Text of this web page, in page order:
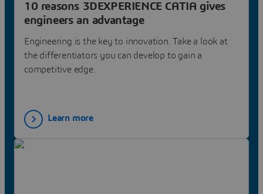
10 reasons 3DEXPERIENCE CATIA gives
engineers an advantage
Engineering is the key to innovation. Take a look at
the differentiators you can develop to gain a
competitive edge.
Learn more